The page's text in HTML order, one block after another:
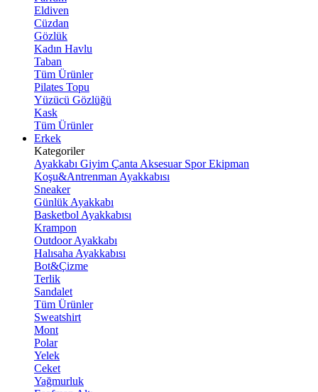
Eldiven
Cüzdan
Gözlük
Kadın Havlu
Taban
Tüm Ürünler
Pilates Topu
Yüzücü Gözlüğü
Kask
Tüm Ürünler
Erkek
Kategoriler
Ayakkabı Giyim Çanta Aksesuar Spor Ekipman
Koşu&Antrenman Ayakkabısı
Sneaker
Günlük Ayakkabı
Basketbol Ayakkabısı
Krampon
Outdoor Ayakkabı
Halısaha Ayakkabısı
Bot&Çizme
Terlik
Sandalet
Tüm Ürünler
Sweatshirt
Mont
Polar
Yelek
Ceket
Yağmurluk